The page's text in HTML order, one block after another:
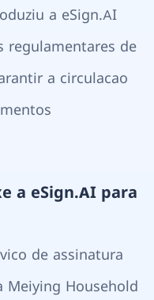
a eSign.AI
regulamentares de
a circulacao
a eSign.AI para
de assinatura
Meiying Household